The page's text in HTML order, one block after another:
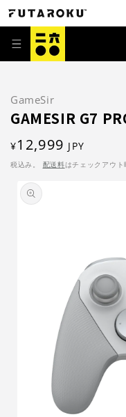
ンツに
進む
GameSir
GAMESIR G7
通
常
価
格
¥12,999 JPY
税込み。 配送料はチェックアウト
商品情
報にス
キップ